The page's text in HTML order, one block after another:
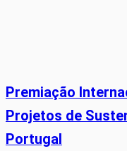
Premiação
Projetos de
Portugal